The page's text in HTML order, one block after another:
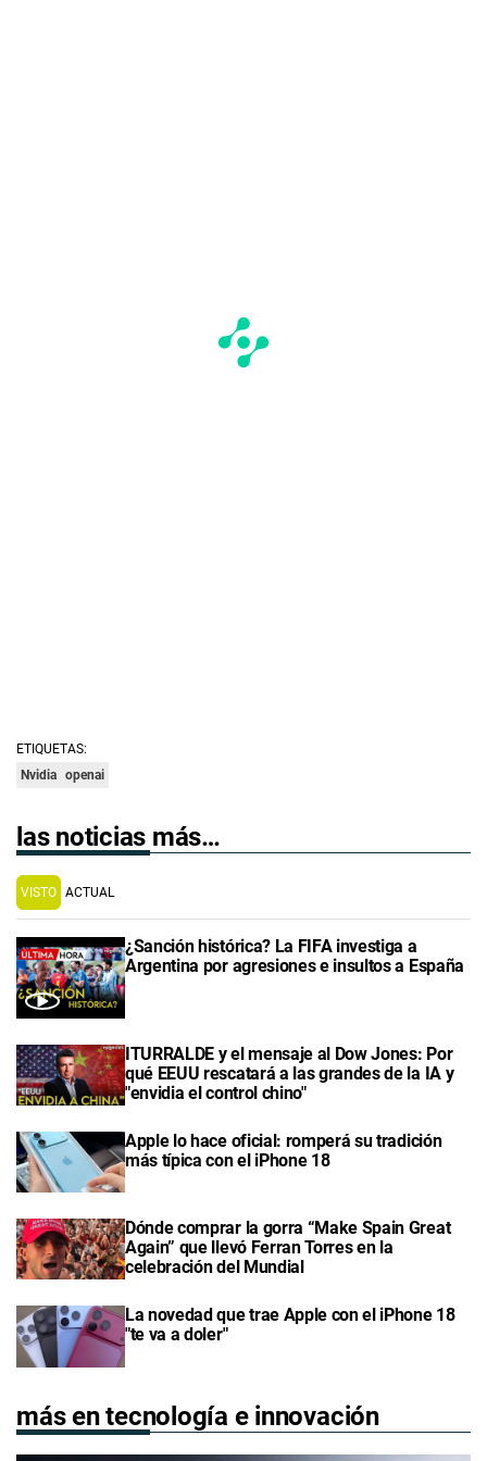
ETIQUETAS:
Nvidia openai
las noticias más…
VISTO ACTUAL
¿Sanción histórica? La FIFA investiga a
Argentina por agresiones e insultos a España
ITURRALDE y el mensaje al Dow Jones: Por
qué EEUU rescatará a las grandes de la IA y
"envidia el control chino"
Apple lo hace oficial: romperá su tradición
más típica con el iPhone 18
Dónde comprar la gorra “Make Spain Great
Again” que llevó Ferran Torres en la
celebración del Mundial
La novedad que trae Apple con el iPhone 18
"te va a doler"
más en tecnología e innovación